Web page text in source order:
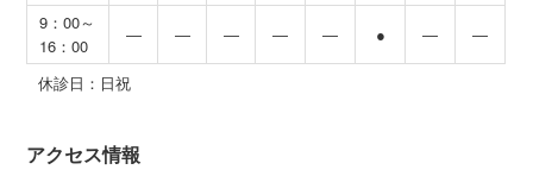
9：00～
16：00
― ― ― ― ― ● ― ―
休診日：日祝
アクセス情報